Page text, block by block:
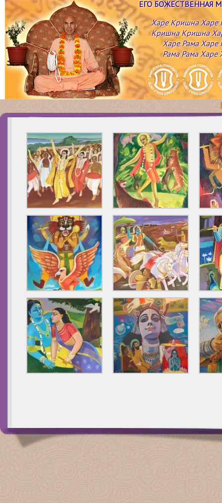
ЕГО БОЖЕСТВЕННАЯ
Харе Кришна Харе
Кришна Кришна
Харе Рама Харе
Рама Рама Харе